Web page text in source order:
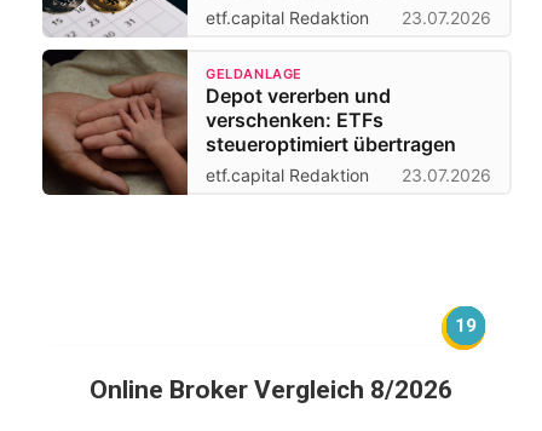
etf.capital Redaktion 23.07.2026
GELDANLAGE
Depot vererben und
verschenken: ETFs
steueroptimiert übertragen
etf.capital Redaktion 23.07.2026